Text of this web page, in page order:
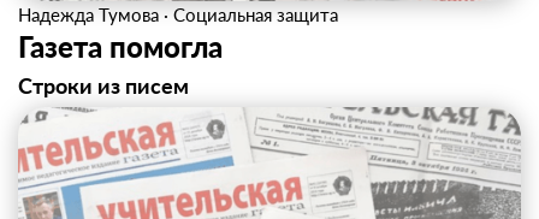
Надежда Тумова · Социальная защита
Газета помогла
Строки из писем